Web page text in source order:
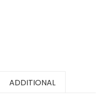
ADDITIONAL